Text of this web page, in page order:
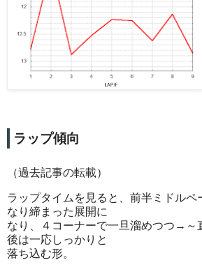
ラップ傾向
（過去記事の転載）
ラップタイムを見ると、前半ミドルペ
なり締まった展開に
なり、４コーナーで一旦溜めつつ→～
後は一応しっかりと
落ち込む形。